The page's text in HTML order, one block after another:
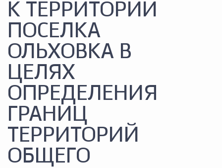
К ТЕРРИТОРИИ
ПОСЕЛКА
ОЛЬХОВКА В
ЦЕЛЯХ
ОПРЕДЕЛЕНИЯ
ГРАНИЦ
ТЕРРИТОРИЙ
ОБЩЕГО